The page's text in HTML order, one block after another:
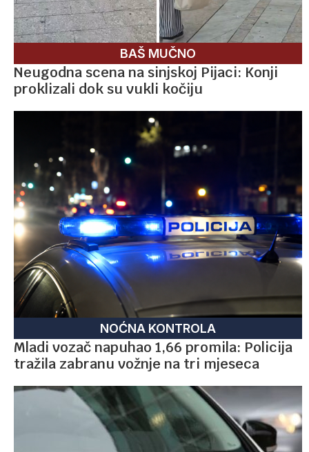
BAŠ MUČNO
Neugodna scena na sinjskoj Pijaci: Konji
proklizali dok su vukli kočiju
NOĆNA KONTROLA
Mladi vozač napuhao 1,66 promila: Policija
tražila zabranu vožnje na tri mjeseca